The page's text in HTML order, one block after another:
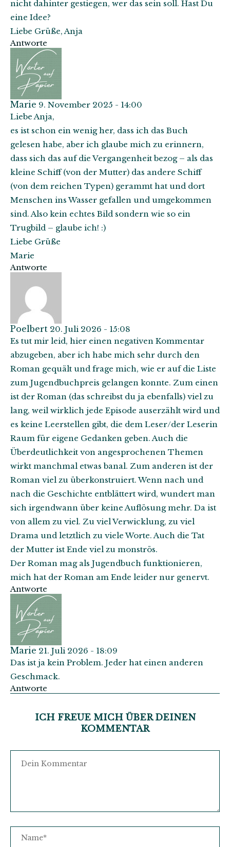
nicht dahinter gestiegen, wer das sein soll. Hast Du
eine Idee?
Liebe Grüße, Anja
Antworte
Marie 9. November 2025 - 14:00
Liebe Anja,
es ist schon ein wenig her, dass ich das Buch
gelesen habe, aber ich glaube mich zu erinnern,
dass sich das auf die Vergangenheit bezog – als das
kleine Schiff (von der Mutter) das andere Schiff
(von dem reichen Typen) gerammt hat und dort
Menschen ins Wasser gefallen und umgekommen
sind. Also kein echtes Bild sondern wie so ein
Trugbild – glaube ich! :)
Liebe Grüße
Marie
Antworte
Poelbert 20. Juli 2026 - 15:08
Es tut mir leid, hier einen negativen Kommentar
abzugeben, aber ich habe mich sehr durch den
Roman gequält und frage mich, wie er auf die Liste
zum Jugendbuchpreis gelangen konnte. Zum einen
ist der Roman (das schreibst du ja ebenfalls) viel zu
lang, weil wirklich jede Episode auserzählt wird und
es keine Leerstellen gibt, die dem Leser/der Leserin
Raum für eigene Gedanken geben. Auch die
Überdeutlichkeit von angesprochenen Themen
wirkt manchmal etwas banal. Zum anderen ist der
Roman viel zu überkonstruiert. Wenn nach und
nach die Geschichte entblättert wird, wundert man
sich irgendwann über keine Auflösung mehr. Da ist
von allem zu viel. Zu viel Verwicklung, zu viel
Drama und letztlich zu viele Worte. Auch die Tat
der Mutter ist Ende viel zu monströs.
Der Roman mag als Jugendbuch funktionieren,
mich hat der Roman am Ende leider nur genervt.
Antworte
Marie 21. Juli 2026 - 18:09
Das ist ja kein Problem. Jeder hat einen anderen
Geschmack.
Antworte
ICH FREUE MICH ÜBER DEINEN
KOMMENTAR